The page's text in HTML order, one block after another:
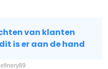
van klanten
is er aan de hand